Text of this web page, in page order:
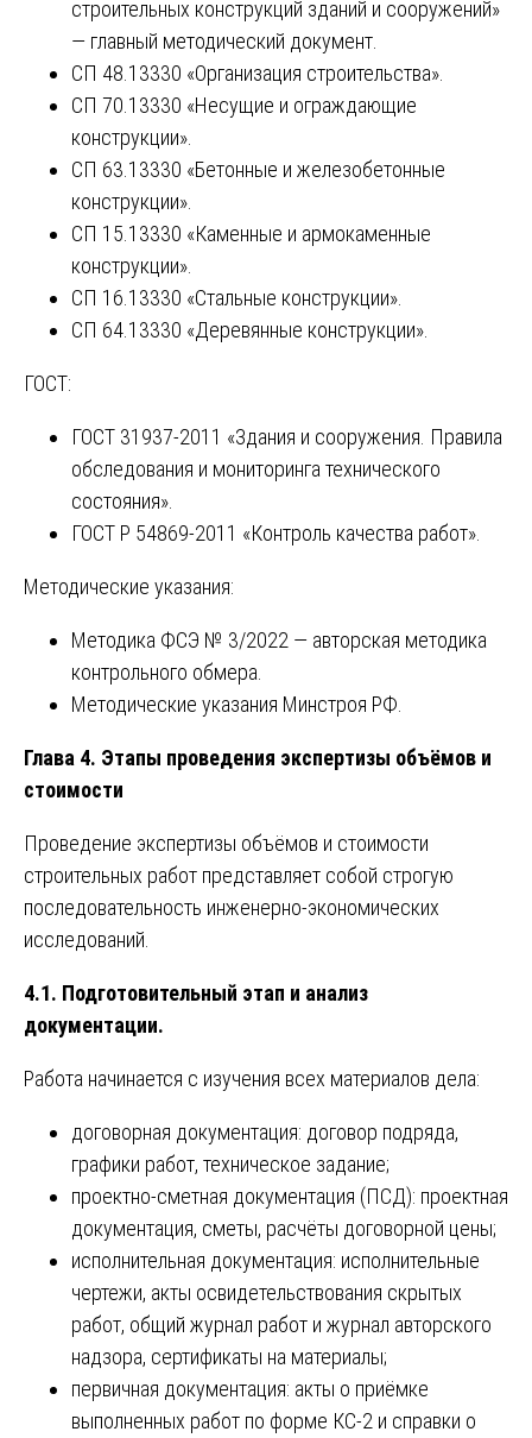
строительных конструкций зданий и сооружений»
— главный методический документ.
СП 48.13330 «Организация строительства».
СП 70.13330 «Несущие и ограждающие
конструкции».
СП 63.13330 «Бетонные и железобетонные
конструкции».
СП 15.13330 «Каменные и армокаменные
конструкции».
СП 16.13330 «Стальные конструкции».
СП 64.13330 «Деревянные конструкции».
ГОСТ:
ГОСТ 31937-2011 «Здания и сооружения. Правила
обследования и мониторинга технического
состояния».
ГОСТ Р 54869-2011 «Контроль качества работ».
Методические указания:
Методика ФСЭ № 3/2022 — авторская методика
контрольного обмера.
Методические указания Минстроя РФ.
Глава 4. Этапы проведения экспертизы объёмов и
стоимости
Проведение экспертизы объёмов и стоимости
строительных работ представляет собой строгую
последовательность инженерно-экономических
исследований.
4.1. Подготовительный этап и анализ
документации.
Работа начинается с изучения всех материалов дела:
договорная документация: договор подряда,
графики работ, техническое задание;
проектно-сметная документация (ПСД): проектная
документация, сметы, расчёты договорной цены;
исполнительная документация: исполнительные
чертежи, акты освидетельствования скрытых
работ, общий журнал работ и журнал авторского
надзора, сертификаты на материалы;
первичная документация: акты о приёмке
выполненных работ по форме КС-2 и справки о